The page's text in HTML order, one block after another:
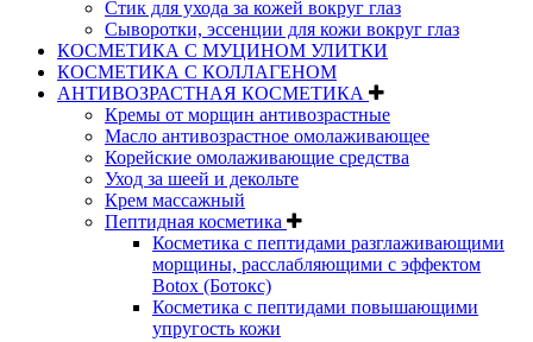
Стик для ухода за кожей вокруг глаз
Сыворотки, эссенции для кожи вокруг глаз
КОСМЕТИКА С МУЦИНОМ УЛИТКИ
КОСМЕТИКА С КОЛЛАГЕНОМ
АНТИВОЗРАСТНАЯ КОСМЕТИКА
Кремы от морщин антивозрастные
Масло антивозрастное омолаживающее
Корейские омолаживающие средства
Уход за шеей и декольте
Крем массажный
Пептидная косметика
Косметика с пептидами разглаживающими
морщины, расслабляющими с эффектом
Botox (Ботокс)
Косметика с пептидами повышающими
упругость кожи